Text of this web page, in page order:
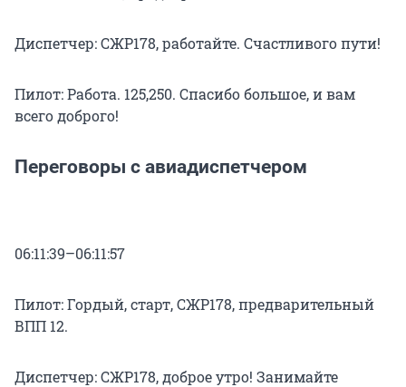
Диспетчер: СЖР178, работайте. Счастливого пути!
Пилот: Работа. 125,250. Спасибо большое, и вам
всего доброго!
Переговоры с авиадиспетчером
06:11:39–06:11:57
Пилот: Гордый, старт, СЖР178, предварительный
ВПП 12.
Диспетчер: СЖР178, доброе утро! Занимайте